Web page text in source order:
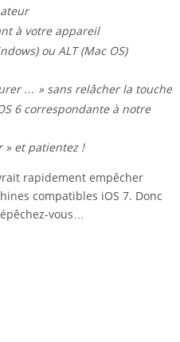
à votre appareil
ou ALT (Mac OS)
… » sans relâcher la touche
6 correspondante à notre
» et patientez !
rapidement empêcher
compatibles iOS 7. Donc
vous…